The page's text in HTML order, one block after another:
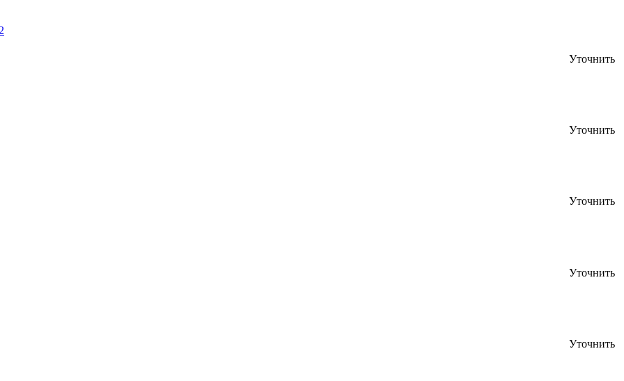
Уточнить
Уточнить
Уточнить
Уточнить
Уточнить